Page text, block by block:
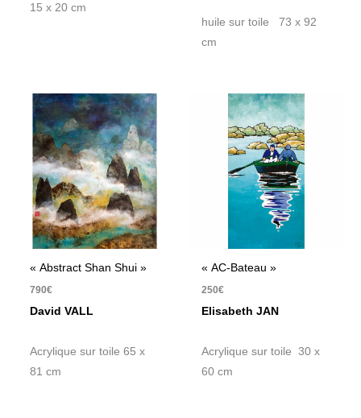
15 x 20 cm
huile sur toile 73 x 92
cm
« Abstract Shan Shui »
790€
David VALL
Acrylique sur toile 65 x
81 cm
« AC-Bateau »
250€
Elisabeth JAN
Acrylique sur toile 30 x
60 cm